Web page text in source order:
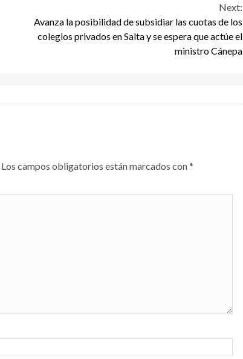
Next:
Avanza la posibilidad de subsidiar las cuotas de los
colegios privados en Salta y se espera que actúe el
ministro Cánepa
Los campos obligatorios están marcados con*